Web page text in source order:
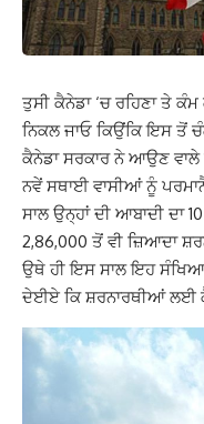
ਤੁਸੀ ਕੈਨੇਡਾ ‘ਚ ਰਹਿਣਾ ਤੇ
ਨਿਕਲ ਜਾਓ ਕਿਉਂਕਿ ਇਸ ਤੋਂ
ਕੈਨੇਡਾ ਸਰਕਾਰ ਨੇ ਆਉਣ ਵਾਲੇ
ਨਵੇਂ ਸਥਾਈ ਵਾਸੀਆਂ ਨੂੰ
ਸਾਲ ਉਨ੍ਹਾਂ ਦੀ ਆਬਾਦੀ ਦਾ
2,86,000 ਤੋਂ ਵੀ ਜ਼ਿਆਦਾ
ਉਥੇ ਹੀ ਇਸ ਸਾਲ ਇਹ
ਦੇਈਏ ਕਿ ਸ਼ਰਨਾਰਥੀਆਂ ਲਈ